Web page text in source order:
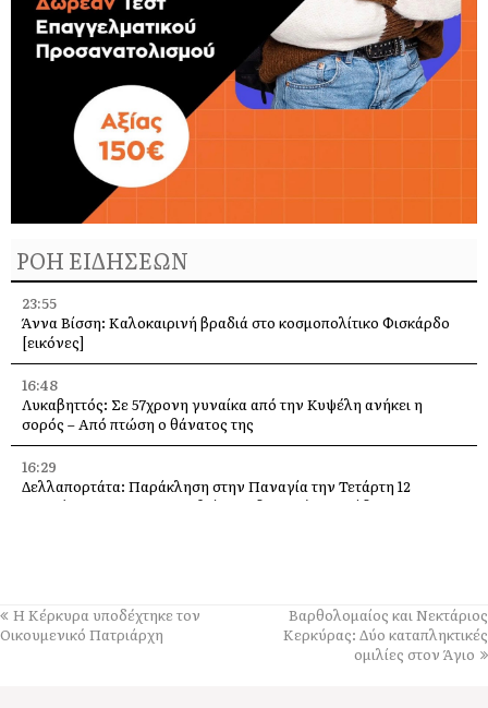
ΡΟΗ ΕΙΔΗΣΕΩΝ
23:55
Άννα Βίσση: Καλοκαιρινή βραδιά στο κοσμοπολίτικο Φισκάρδο
[εικόνες]
16:48
Λυκαβηττός: Σε 57χρονη γυναίκα από την Κυψέλη ανήκει η
σορός – Από πτώση ο θάνατος της
16:29
Δελλαπορτάτα: Παράκληση στην Παναγία την Τετάρτη 12
Αυγούστου –Θα προσφερθεί παραδοσιακή ριγανάδα
13:59
Απόψε τα εγκαίνια της έκθεσης του Κώστα Ευαγγελάτου στη
Η Κέρκυρα υποδέχτηκε τον
Οικουμενικό Πατριάρχη
Βαρθολομαίος και Νεκτάριος
Κερκύρας: Δύο καταπληκτικές
ομιλίες στον Άγιο